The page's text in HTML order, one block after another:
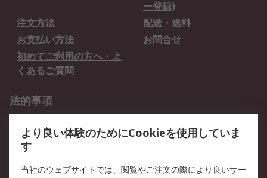
ー登録)
注文方法
配送・送料
お支払い方法
お問合せ
初めてご利用の方へ・よ
くあるご質問
法的事項
クッキーポリシー
RSについて
より良い体験のためにCookieを使用していま
す
当社のウェブサイトでは、閲覧やご注文の際により良いサー